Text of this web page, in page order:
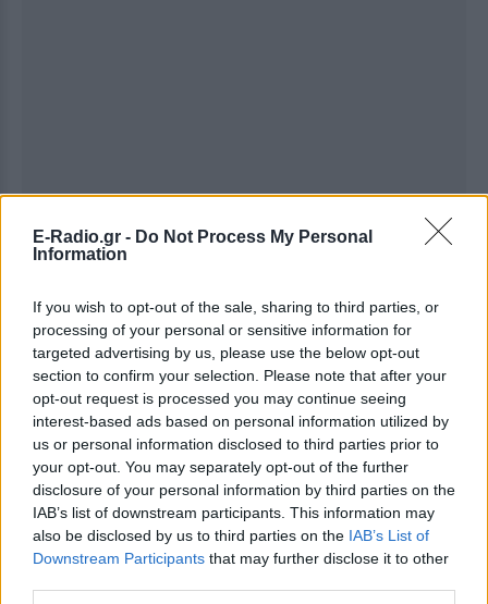
E-Radio.gr - Do Not Process My Personal
Information
If you wish to opt-out of the sale, sharing to third parties, or
processing of your personal or sensitive information for
targeted advertising by us, please use the below opt-out
section to confirm your selection. Please note that after your
opt-out request is processed you may continue seeing
interest-based ads based on personal information utilized by
us or personal information disclosed to third parties prior to
your opt-out. You may separately opt-out of the further
disclosure of your personal information by third parties on the
IAB’s list of downstream participants. This information may
also be disclosed by us to third parties on the IAB’s List of
Downstream Participants that may further disclose it to other
Ακολουθήστε το E-Radio.gr στο Google News
και μάθετε πρώτοιτα πιο hot νέα .
Για ακόμη περισσότερανέα, μπείτε στην ροή
ειδήσεωντου E-Daily.gr